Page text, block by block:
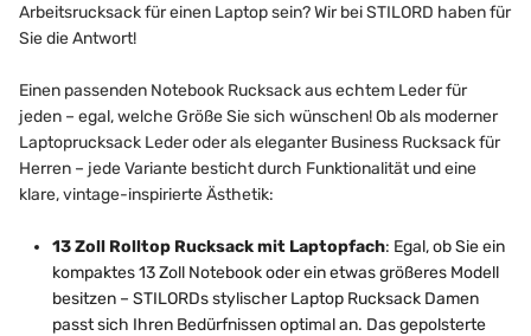
Arbeitsrucksack für einen Laptop sein? Wir bei STILORD haben für
Sie die Antwort!
Einen passenden Notebook Rucksack aus echtem Leder für
jeden – egal, welche Größe Sie sich wünschen! Ob als moderner
Laptoprucksack Leder oder als eleganter Business Rucksack für
Herren – jede Variante besticht durch Funktionalität und eine
klare, vintage-inspirierte Ästhetik:
13 Zoll Rolltop Rucksack mit Laptopfach: Egal, ob Sie ein
kompaktes 13 Zoll Notebook oder ein etwas größeres Modell
besitzen – STILORDs stylischer Laptop Rucksack Damen
passt sich Ihren Bedürfnissen optimal an. Das gepolsterte